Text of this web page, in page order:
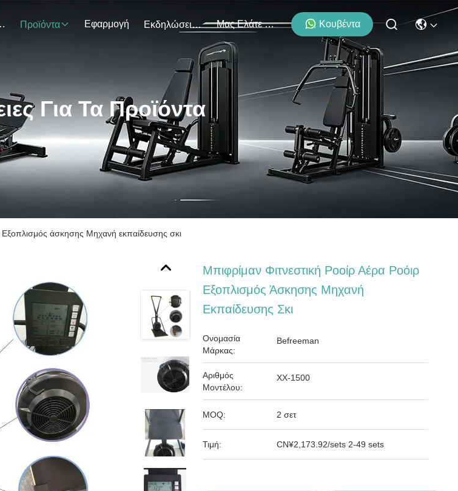
Εμάς Προϊόντα Εφαρμογή Εκδηλώσεις Μας Ελάτε Σε Επαφή Με Κουβέντα
Για Τα Προϊόντα
Εξοπλισμός άσκησης Μηχανή εκπαίδευσης σκι
Μπιφρίμαν Φιτνεστική Ροοίρ Αέρα Ροόιρ
Εξοπλισμός Άσκησης Μηχανή
Εκπαίδευσης Σκι
Ονομασία
Μάρκας:
Befreeman
Αριθμός
Μοντέλου:
ΧΧ-1500
MOQ: 2 σετ
Τιμή: CN¥2,173.92/sets 2-49 sets